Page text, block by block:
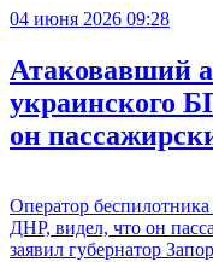
04 июня 2026 09:28
Атаковавший
украинского
он
Оператор
ДНР, видел, что он
заявил губернатор